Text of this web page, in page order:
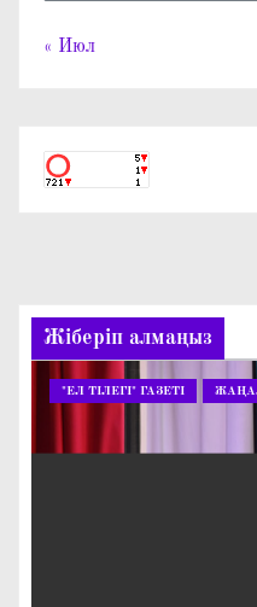
« Июл
Жіберіп алмаңыз
"ЕЛ ТІЛЕГІ" ГАЗЕТІ